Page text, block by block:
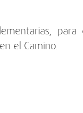
el Camino.